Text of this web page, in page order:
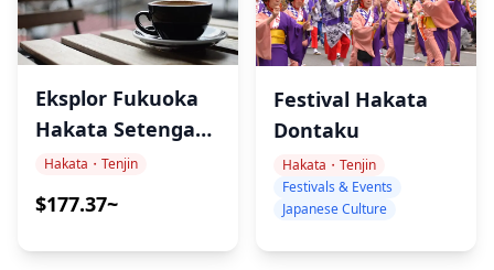
Eksplor Fukuoka
Hakata Setengah
Hari + Kopi
Hakata・Tenjin
$177.37~
Festival Hakata
Dontaku
Hakata・Tenjin
Festivals & Events
Japanese Culture